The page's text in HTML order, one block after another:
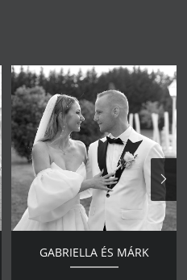
GABRIELLA ÉS MÁRK